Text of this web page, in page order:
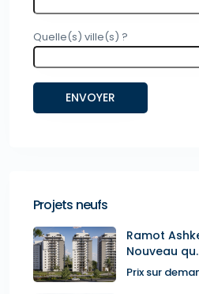
Quelle(s) ville(s) ?
Projets neufs
Ramot
Nouveau
Prix sur